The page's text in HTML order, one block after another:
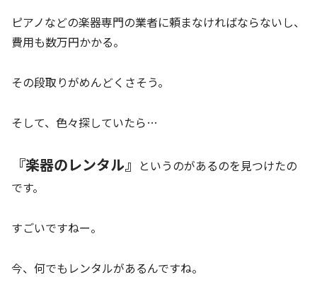
ピアノなどの楽器専門の業者に頼まなければならないし、
費用も数万円かかる。
その段取りがめんどくさそう。
そして、色々探していたら…
『楽器のレンタル』 というのがあるのを見つけたの
です。
すごいですねー。
今、何でもレンタルがあるんですね。